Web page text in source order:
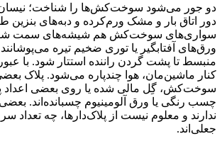
دو جور می‌شود سوخت‌کش‌ها را شناخت؛ نیسان
دور اتاق بار و مشک ورم‌کرده و دبه‌های
سواری‌های سوخت‌کش هم شیشه‌های سمت شاگرد
ورق‌های آفتابگیر یا توری ضخیم تیره
منبسط تا پشت گردن راننده استتار شود. با
کنار ماشین‌مان، هوا چندپاره می‌شود. پلاک
سوخت‌کش، گِل مالی شده یا روی بعضی اعداد
چسب رنگی یا ورق آلومینیوم چسبانده‌اند.
ندارند و معلوم نیست از پلاک‌دارها، چه تعداد
جعلی‌اند.